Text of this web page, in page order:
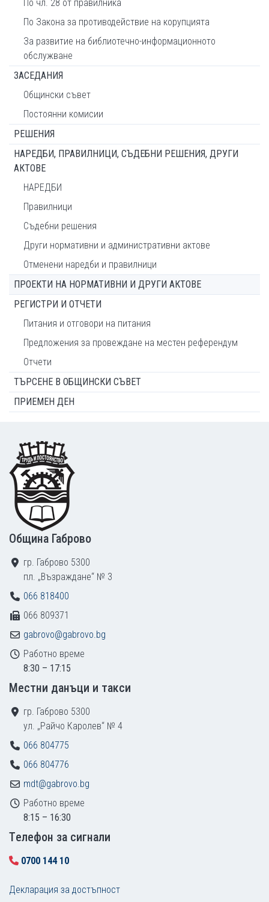
По чл. 28 от правилника
По Закона за противодействие на корупцията
За развитие на библиотечно-информационното
обслужване
ЗАСЕДАНИЯ
Общински съвет
Постоянни комисии
РЕШЕНИЯ
НАРЕДБИ, ПРАВИЛНИЦИ, СЪДЕБНИ РЕШЕНИЯ, ДРУГИ
АКТОВЕ
НАРЕДБИ
Правилници
Съдебни решения
Други нормативни и административни актове
Отменени наредби и правилници
ПРОЕКТИ НА НОРМАТИВНИ И ДРУГИ АКТОВЕ
РЕГИСТРИ И ОТЧЕТИ
Питания и отговори на питания
Предложения за провеждане на местен референдум
Отчети
ТЪРСЕНЕ В ОБЩИНСКИ СЪВЕТ
ПРИЕМЕН ДЕН
Footer
Община Габрово
гр. Габрово 5300
пл. „Възраждане“ № 3
066 818400
066 809371
gabrovo@gabrovo.bg
Работно време
8:30 – 17:15
Местни данъци и такси
гр. Габрово 5300
ул. „Райчо Каролев“ № 4
066 804775
066 804776
mdt@gabrovo.bg
Работно време
8:15 – 16:30
Tелефон за сигнали
0700 144 10
Декларация за достъпност